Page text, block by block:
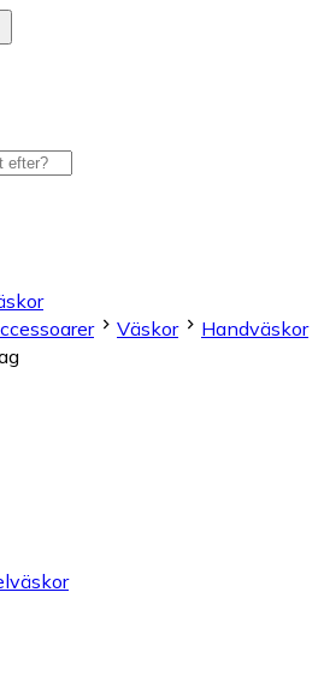
Väskor
Handväskor